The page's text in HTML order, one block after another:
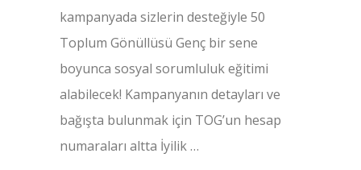
kampanyada sizlerin desteğiyle 50
Toplum Gönüllüsü Genç bir sene
boyunca sosyal sorumluluk eğitimi
alabilecek! Kampanyanın detayları ve
bağışta bulunmak için TOG’un hesap
numaraları altta İyilik …